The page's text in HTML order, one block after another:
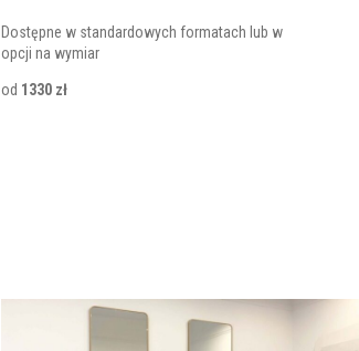
Dostępne w standardowych formatach lub w
opcji na wymiar
od 1330 zł